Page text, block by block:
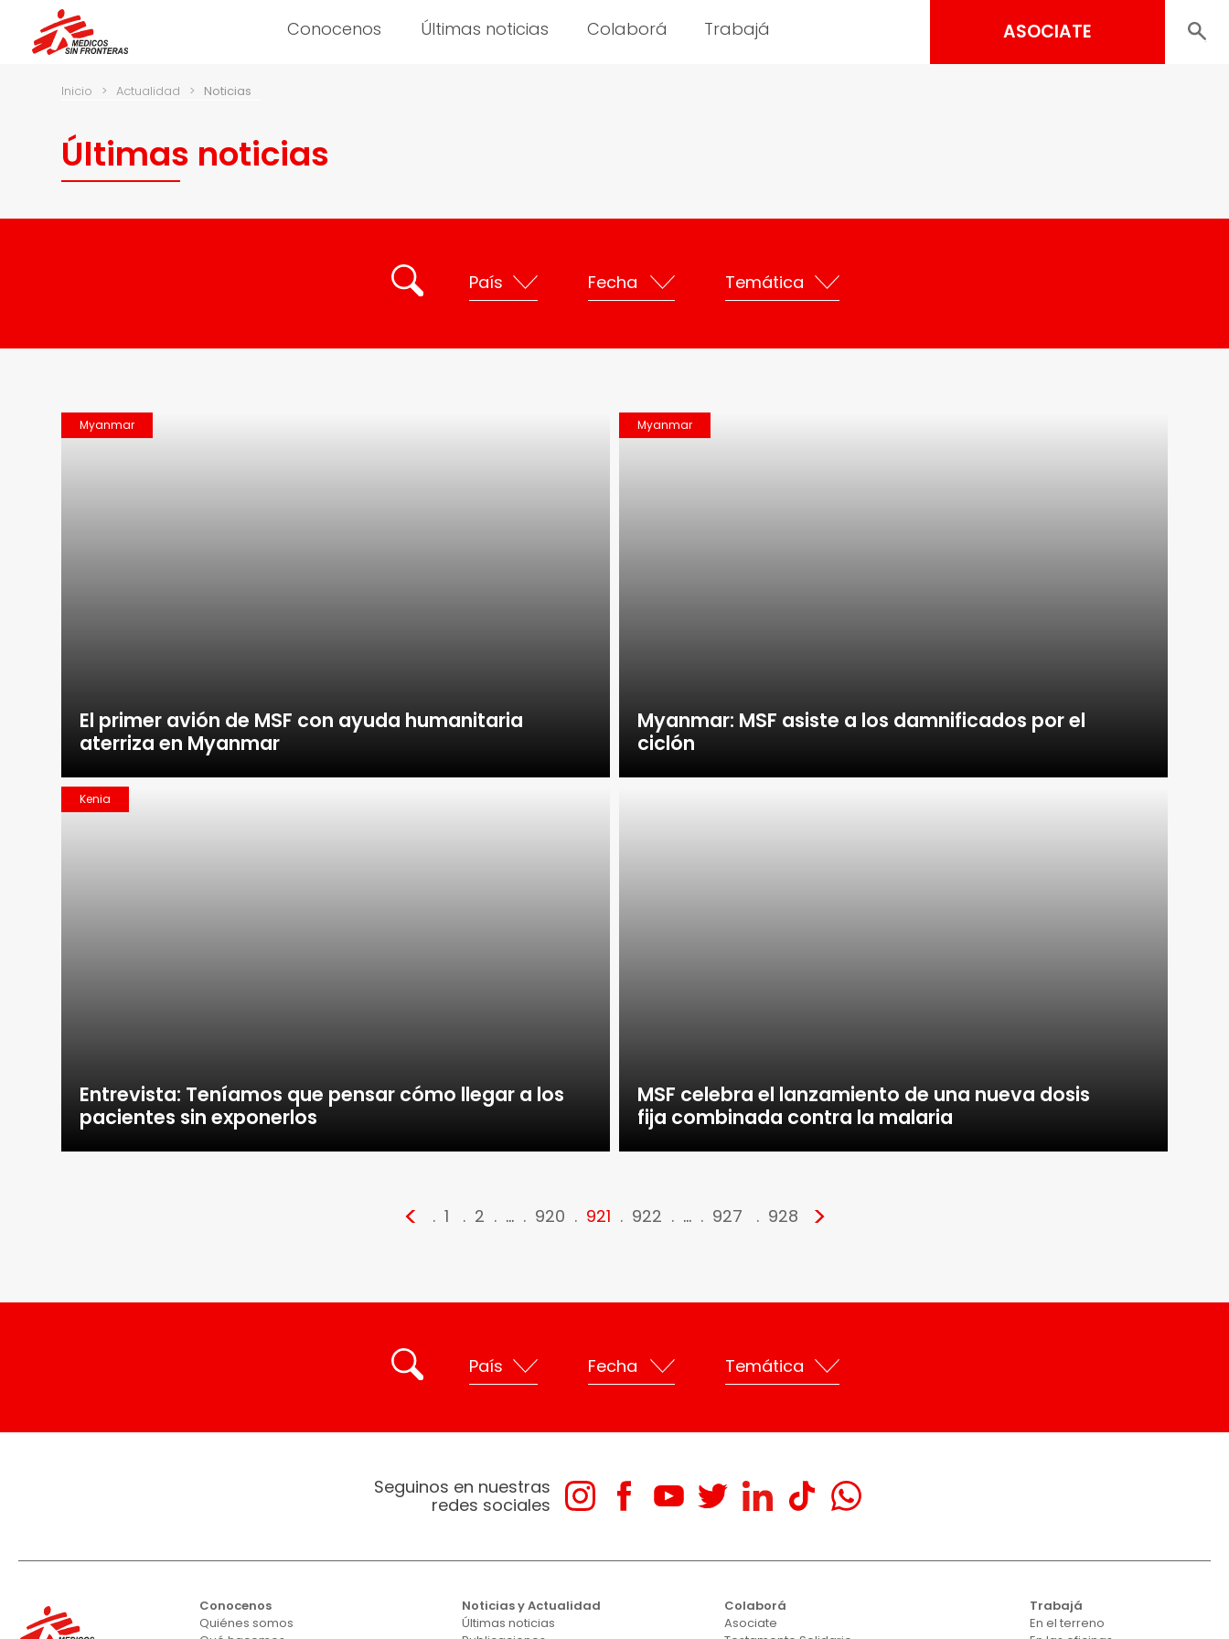
Conocenos Últimas noticias Colaborá Trabajá ASOCIATE
Inicio > Actualidad > Noticias
Últimas noticias
Myanmar
El primer avión de MSF con ayuda humanitaria
aterriza en Myanmar
Myanmar
Myanmar: MSF asiste a los damnificados por el
ciclón
Kenia
Entrevista: Teníamos que pensar cómo llegar a los
pacientes sin exponerlos
MSF celebra el lanzamiento de una nueva dosis
fija combinada contra la malaria
< 1 2 … 920 921 922 … 927 928 >
Seguinos en nuestras
redes sociales
Conocenos
Quiénes somos
Noticias y Actualidad
Últimas noticias
Colaborá
Asociate
Trabajá
En el terreno